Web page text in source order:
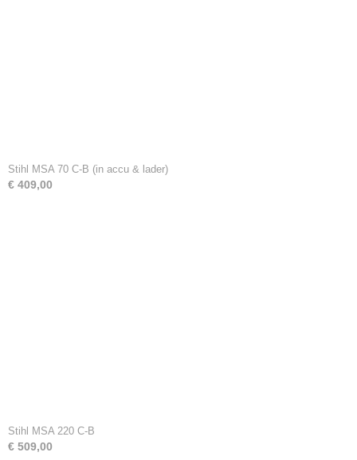
Stihl MSA 70 C-B (in accu & lader)
€ 409,00
Stihl MSA 220 C-B
€ 509,00